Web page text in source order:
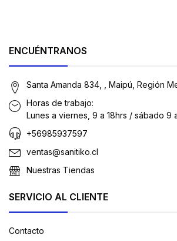
ENCUÉNTRANOS
Santa Amanda 834, , Maipú, Región
Horas de trabajo:
Lunes a viernes, 9 a 18hrs / sábado 9
+56985937597
ventas@sanitiko.cl
Nuestras Tiendas
SERVICIO AL CLIENTE
Contacto